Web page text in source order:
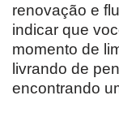
renovação e
indicar que
momento de
livrando de
encontrando